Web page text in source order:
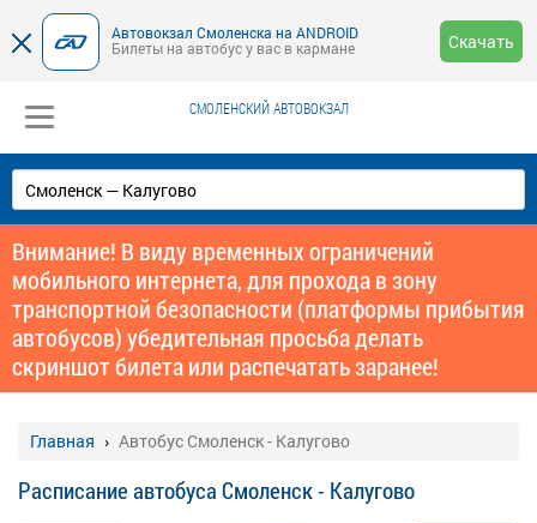
Автовокзал Смоленска на ANDROID
Билеты на автобус у вас в кармане
Скачать
СМОЛЕНСКИЙ АВТОВОКЗАЛ
Внимание! В виду временных ограничений
мобильного интернета, для прохода в зону
транспортной безопасности (платформы прибытия
автобусов) убедительная просьба делать
скриншот билета или распечатать заранее!
Главная Автобус Смоленск - Калугово
Расписание автобуса Смоленск - Калугово